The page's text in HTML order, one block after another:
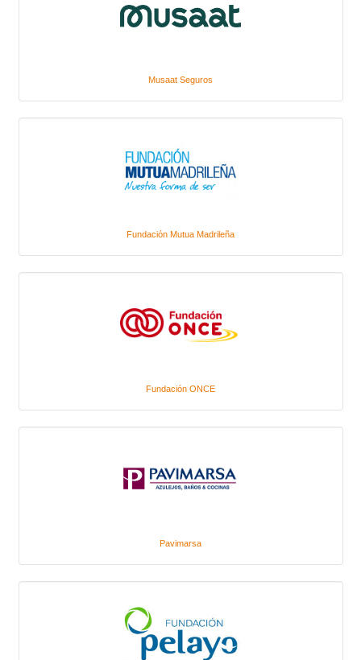
Musaat Seguros
Fundación Mutua Madrileña
Fundación ONCE
Pavimarsa